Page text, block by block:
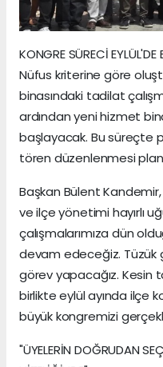
KONGRE SÜRECİ
Nüfus kriterine göre
binasındaki tadilat
ardından yeni hizmet
başlayacak. Bu süreçte
tören düzenlenmesi
Başkan Bülent
ve ilçe yönetimi hayırlı
çalışmalarımıza dün
devam edeceğiz. Tüzük
görev yapacağız. Kesin
birlikte eylül ayında ilçe
büyük kongremizi
"ÜYELERİN DOĞRUDAN